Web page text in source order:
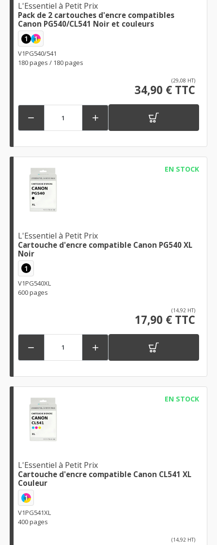
L'Essentiel à Petit Prix
Pack de 2 cartouches d'encre compatibles
Canon PG540/CL541 Noir et couleurs
1 1
V1PG540/541
180 pages / 180 pages
(29,08 HT)
34,90 € TTC
 
EN STOCK
L'Essentiel à Petit Prix
Cartouche d'encre compatible Canon PG540 XL
Noir
1
V1PG540XL
600 pages
(14,92 HT)
17,90 € TTC
 
EN STOCK
L'Essentiel à Petit Prix
Cartouche d'encre compatible Canon CL541 XL
Couleur
1
V1PG541XL
400 pages
(14,92 HT)